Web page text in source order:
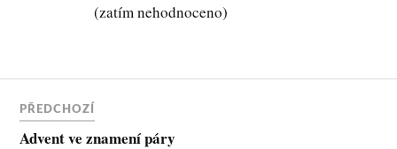
k
r
(zatím nehodnoceno)
PŘEDCHOZÍ
Advent ve znamení páry